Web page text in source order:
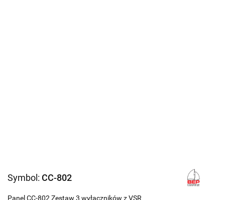
Symbol: CC-802
Panel CC-802 Zestaw 3 wyłączników z VSR